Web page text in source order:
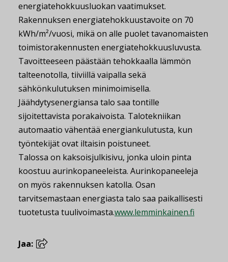
energiatehokkuusluokan vaatimukset.
Rakennuksen energiatehokkuustavoite on 70
kWh/m²/vuosi, mikä on alle puolet tavanomaisten
toimistorakennusten energiatehokkuusluvusta.
Tavoitteeseen päästään tehokkaalla lämmön
talteenotolla, tiiviillä vaipalla sekä
sähkönkulutuksen minimoimisella.
Jäähdytysenergiansa talo saa tontille
sijoitettavista porakaivoista. Talotekniikan
automaatio vähentää energiankulutusta, kun
työntekijät ovat iltaisin poistuneet.
Talossa on kaksoisjulkisivu, jonka uloin pinta
koostuu aurinkopaneeleista. Aurinkopaneeleja
on myös rakennuksen katolla. Osan
tarvitsemastaan energiasta talo saa paikallisesti
tuotetusta tuulivoimasta.www.lemminkainen.fi
Jaa: